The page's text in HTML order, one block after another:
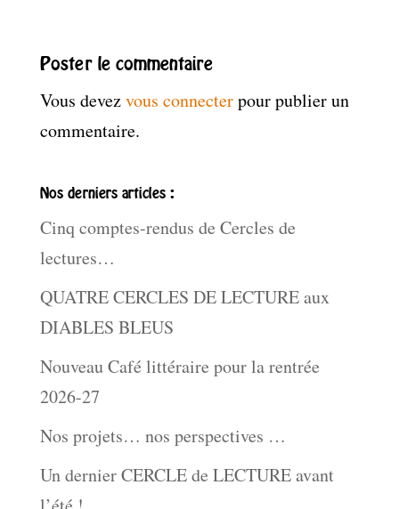
Poster le commentaire
Vous devezvous connecterpour publier un
commentaire.
Nos derniers articles :
Cinq comptes-rendus de Cercles de
lectures…
QUATRE CERCLES DE LECTURE aux
DIABLES BLEUS
Nouveau Café littéraire pour la rentrée
2026-27
Nos projets… nos perspectives …
Un dernier CERCLE de LECTURE avant